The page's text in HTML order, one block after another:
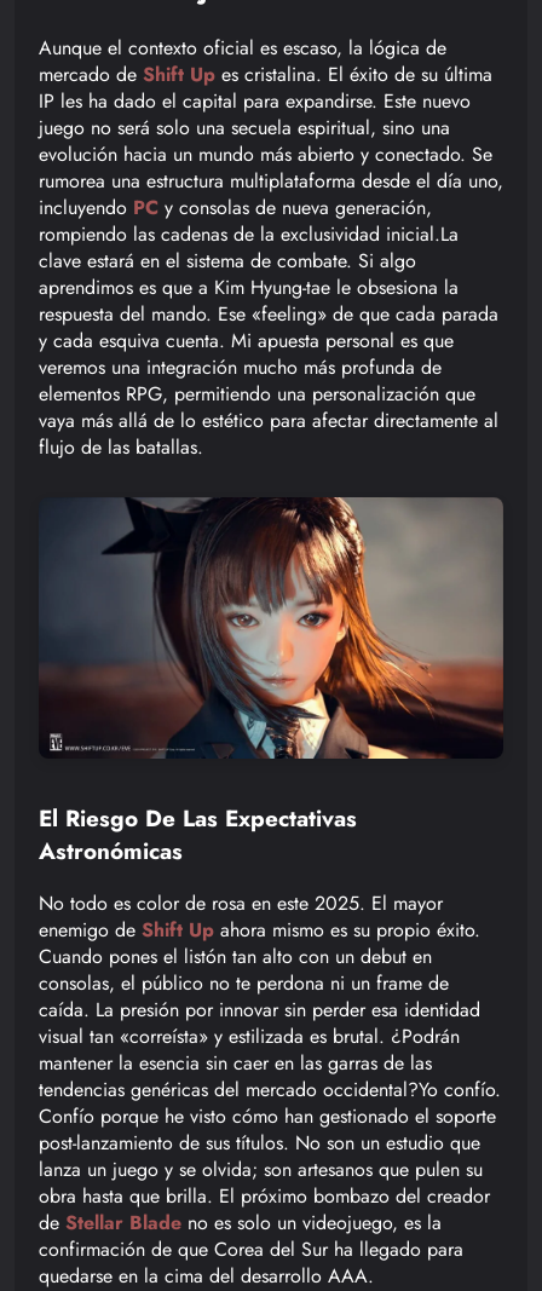
Aunque el contexto oficial es escaso, la lógica de
mercado de Shift Up es cristalina. El éxito de su última
IP les ha dado el capital para expandirse. Este nuevo
juego no será solo una secuela espiritual, sino una
evolución hacia un mundo más abierto y conectado. Se
rumorea una estructura multiplataforma desde el día uno,
incluyendo PC y consolas de nueva generación,
rompiendo las cadenas de la exclusividad inicial.La
clave estará en el sistema de combate. Si algo
aprendimos es que a Kim Hyung-tae le obsesiona la
respuesta del mando. Ese «feeling» de que cada parada
y cada esquiva cuenta. Mi apuesta personal es que
veremos una integración mucho más profunda de
elementos RPG, permitiendo una personalización que
vaya más allá de lo estético para afectar directamente al
flujo de las batallas.
El Riesgo De Las Expectativas
Astronómicas
No todo es color de rosa en este 2025. El mayor
enemigo de Shift Up ahora mismo es su propio éxito.
Cuando pones el listón tan alto con un debut en
consolas, el público no te perdona ni un frame de
caída. La presión por innovar sin perder esa identidad
visual tan «correísta» y estilizada es brutal. ¿Podrán
mantener la esencia sin caer en las garras de las
tendencias genéricas del mercado occidental?Yo confío.
Confío porque he visto cómo han gestionado el soporte
post-lanzamiento de sus títulos. No son un estudio que
lanza un juego y se olvida; son artesanos que pulen su
obra hasta que brilla. El próximo bombazo del creador
de Stellar Blade no es solo un videojuego, es la
confirmación de que Corea del Sur ha llegado para
quedarse en la cima del desarrollo AAA.